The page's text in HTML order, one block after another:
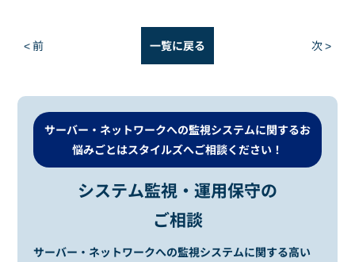
< 前 一覧に戻る 次 >
サーバー・ネットワークへの監視システムに関するお
悩みごとはスタイルズへご相談ください！
システム監視・運用保守の
ご相談
サーバー・ネットワークへの監視システムに関する高い